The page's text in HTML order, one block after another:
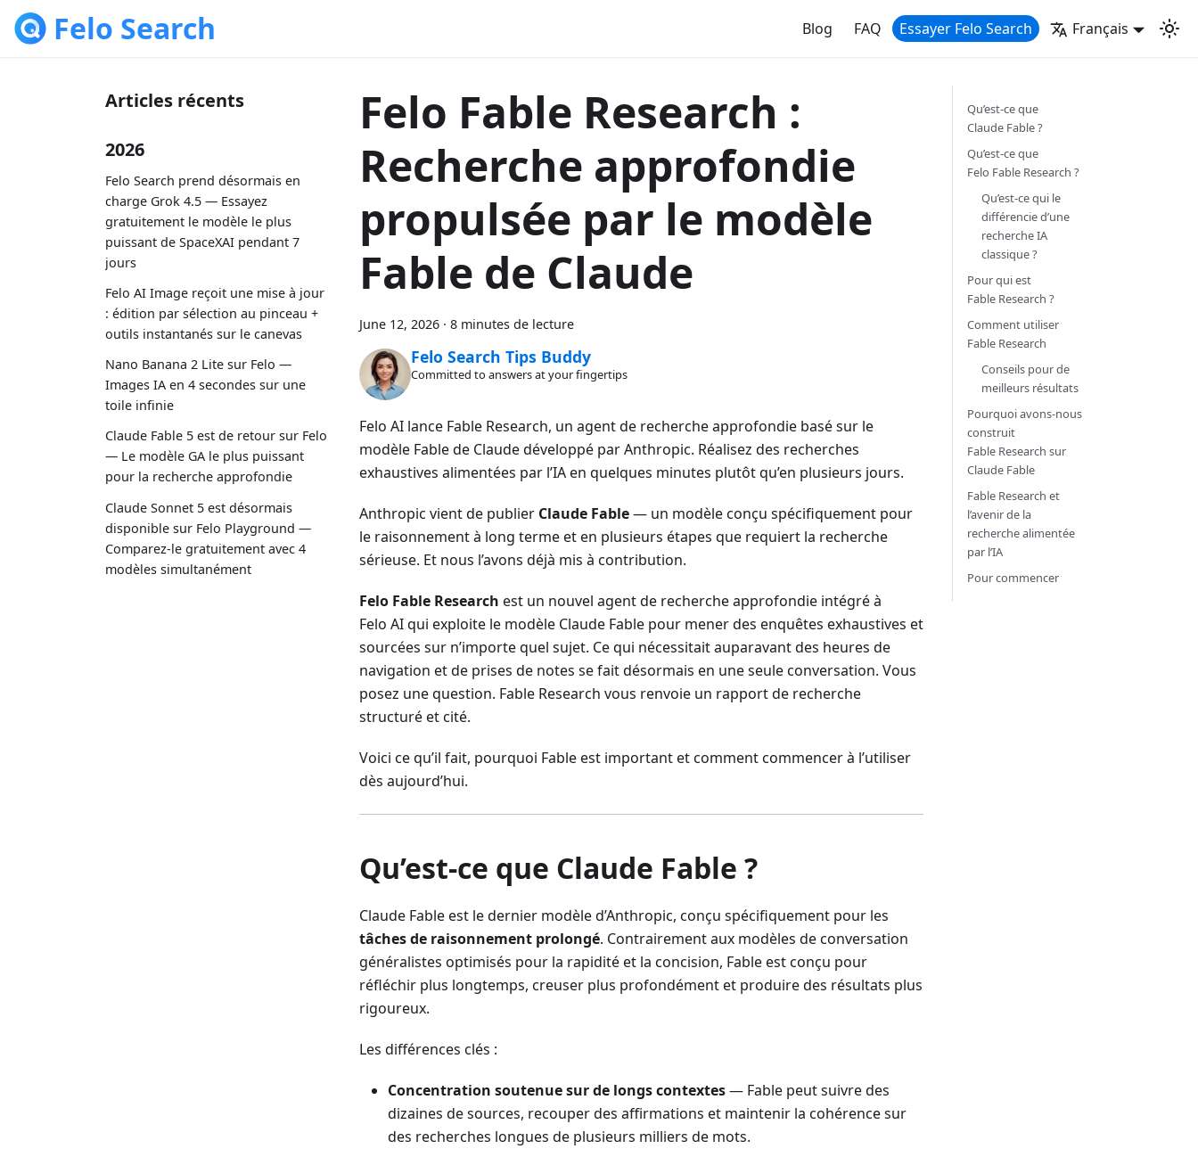
Felo Search Blog FAQ Essayer Felo Search Français
Articles récents
2026
Felo Search prend désormais en
charge Grok 4.5 — Essayez
gratuitement le modèle le plus
puissant de SpaceXAI pendant 7
jours
Felo AI Image reçoit une mise à jour
: édition par sélection au pinceau +
outils instantanés sur le canevas
Nano Banana 2 Lite sur Felo —
Images IA en 4 secondes sur une
toile infinie
Claude Fable 5 est de retour sur Felo
— Le modèle GA le plus puissant
pour la recherche approfondie
Claude Sonnet 5 est désormais
disponible sur Felo Playground —
Comparez-le gratuitement avec 4
modèles simultanément
Felo Fable Research :
Recherche approfondie
propulsée par le modèle
Fable de Claude
June 12, 2026 · 8 minutes de lecture
Felo Search Tips Buddy
Committed to answers at your fingertips
Felo AI lance Fable Research, un agent de recherche approfondie basé sur le
modèle Fable de Claude développé par Anthropic. Réalisez des recherches
exhaustives alimentées par l’IA en quelques minutes plutôt qu’en plusieurs jours.
Anthropic vient de publier Claude Fable— un modèle conçu spécifiquement pour
le raisonnement à long terme et en plusieurs étapes que requiert la recherche
sérieuse. Et nous l’avons déjà mis à contribution.
Felo Fable Research est un nouvel agent de recherche approfondie intégré à
Felo AI qui exploite le modèle Claude Fable pour mener des enquêtes exhaustives et
sourcées sur n’importe quel sujet. Ce qui nécessitait auparavant des heures de
navigation et de prises de notes se fait désormais en une seule conversation. Vous
posez une question. Fable Research vous renvoie un rapport de recherche
structuré et cité.
Voici ce qu’il fait, pourquoi Fable est important et comment commencer à l’utiliser
dès aujourd’hui.
Qu’est-ce que Claude Fable ?
Claude Fable est le dernier modèle d’Anthropic, conçu spécifiquement pour les
tâches de raisonnement prolongé. Contrairement aux modèles de conversation
généralistes optimisés pour la rapidité et la concision, Fable est conçu pour
réfléchir plus longtemps, creuser plus profondément et produire des résultats plus
rigoureux.
Les différences clés :
Concentration soutenue sur de longs contextes— Fable peut suivre des
dizaines de sources, recouper des affirmations et maintenir la cohérence sur
des recherches longues de plusieurs milliers de mots.
Qu’est-ce que
Claude Fable ?
Qu’est-ce que
Felo Fable Research ?
Qu’est‑ce qui le
différencie d’une
recherche IA
classique ?
Pour qui est
Fable Research ?
Comment utiliser
Fable Research
Conseils pour de
meilleurs résultats
Pourquoi avons‑nous
construit
Fable Research sur
Claude Fable
Fable Research et
l’avenir de la
recherche alimentée
par l’IA
Pour commencer